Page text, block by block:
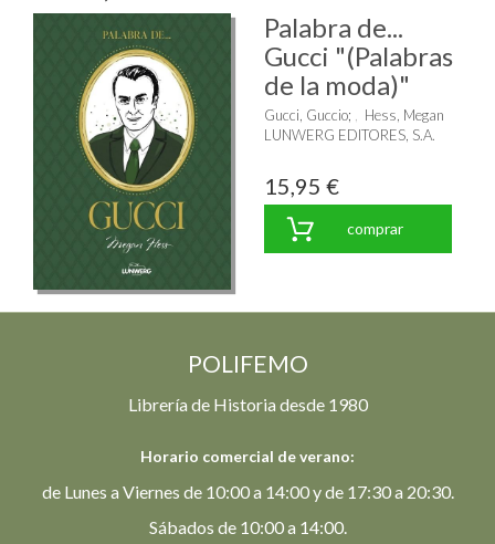
Palabra de...
Gucci "(Palabras
de la moda)"
Gucci, Guccio;
Hess, Megan
LUNWERG EDITORES, S.A.
15,95 €
comprar
POLIFEMO
Librería de Historia desde 1980
Horario comercial de verano:
de Lunes a Viernes de 10:00 a 14:00 y de 17:30 a 20:30.
Sábados de 10:00 a 14:00.